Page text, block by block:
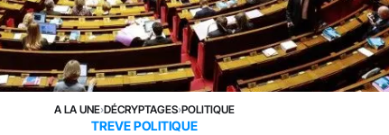
A LA UNE›DÉCRYPTAGES›POLITIQUE
TREVE POLITIQUE